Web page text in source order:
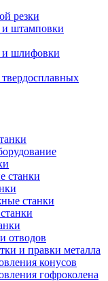
резки
и штамповки
и шлифовки
станки
станки
отводов
и правки металла
конусов
гофроколена